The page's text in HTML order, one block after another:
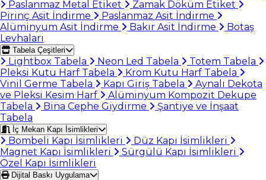
Paslanmaz Metal Etiket
Zamak Döküm Etiket
Pirinç Asit İndirme
Paslanmaz Asit İndirme
Alüminyum Asit İndirme
Bakır Asit İndirme
Botaş
Levhaları
Tabela Çeşitleri
Lightbox Tabela Neon Led Tabela
Totem Tabela
Pleksi Kutu Harf Tabela
Krom Kutu Harf Tabela
Vinil Germe Tabela
Kapı Giriş Tabela
Aynalı Dekota
ve Pleksi Kesim Harf
Alüminyum Kompozit Dekupe
Tabela
Bina Cephe Giydirme
Şantiye ve İnşaat
Tabela
İç Mekan Kapı İsimlikleri
Bombeli Kapı İsimlikleri
Düz Kapı İsimlikleri
Magnet Kapı İsimlikleri
Sürgülü Kapı İsimlikleri
Özel Kapı İsimlikleri
Dijital Baskı Uygulama